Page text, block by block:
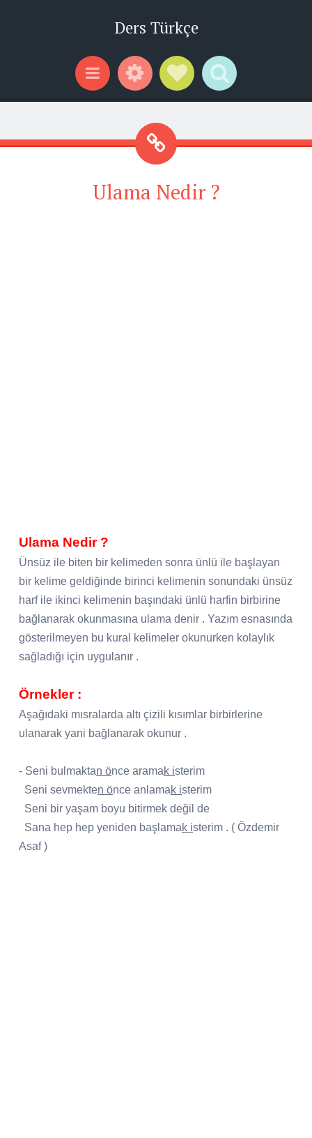
Ders Türkçe
Menu WidgetsSocial Links
Search
Ulama Nedir ?
Ulama Nedir ?
Ünsüz ile biten bir kelimeden sonra ünlü ile başlayan
bir kelime geldiğinde birinci kelimenin sonundaki ünsüz
harf ile ikinci kelimenin başındaki ünlü harfin birbirine
bağlanarak okunmasına ulama denir . Yazım esnasında
gösterilmeyen bu kural kelimeler okunurken kolaylık
sağladığı için uygulanır .
Örnekler :
Aşağıdaki mısralarda altı çizili kısımlar birbirlerine
ulanarak yani bağlanarak okunur .
- Seni bulmaktan önce aramak isterim
Seni sevmekten önce anlamak isterim
Seni bir yaşam boyu bitirmek değil de
Sana hep hep yeniden başlamak isterim . ( Özdemir
Asaf )